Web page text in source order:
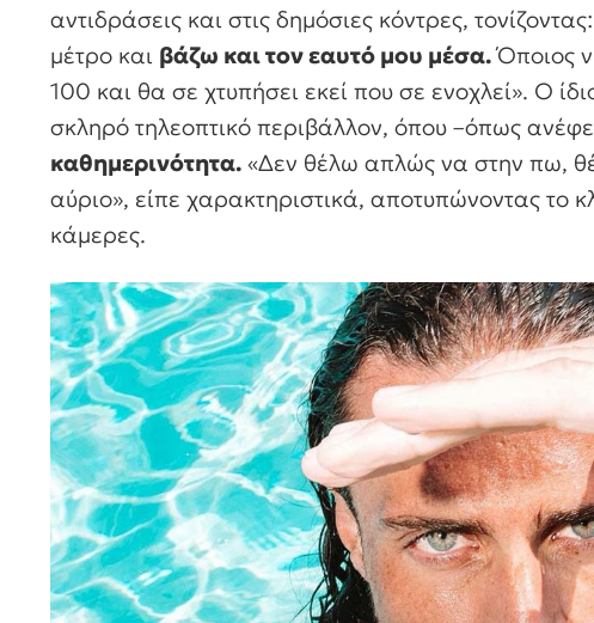
αντιδράσεις και στις δημόσιες κόντρες,
μέτρο και βάζω και τον εαυτό μου μέσα.Όποιος
100 και θα σε χτυπήσει εκεί που σε ενοχλεί». Ο
σκληρό τηλεοπτικό περιβάλλον, όπου –όπως
καθημερινότητα. «Δεν θέλω απλώς να στην πω,
αύριο», είπε χαρακτηριστικά, αποτυπώνοντας το
κάμερες.